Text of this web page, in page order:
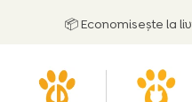
📦 Economisește la livrare